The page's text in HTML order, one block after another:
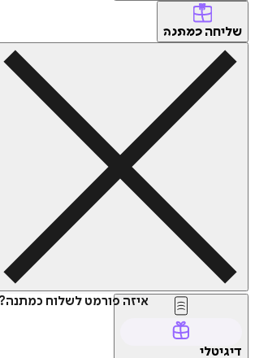
שליחה כמתנה
איזה פורמט לשלוח כמתנה?
דיגיטלי